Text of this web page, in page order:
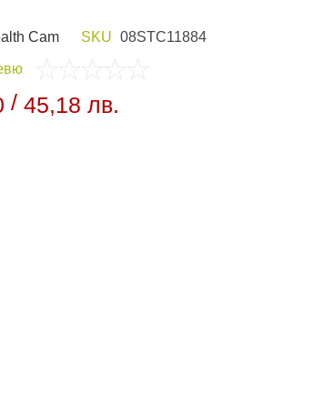
ЛОВНО ОБЛЕКЛО
Cam SKU 08STC11884
/ 45,18 лв.